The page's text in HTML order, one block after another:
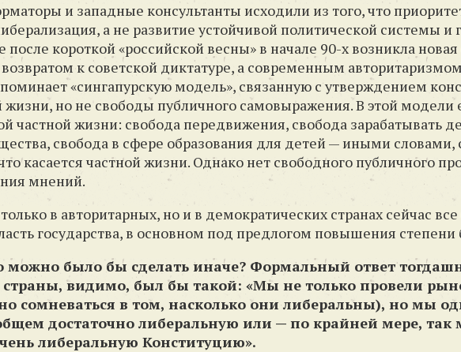
и западные консультанты исходили из того, что
а не развитие устойчивой политической системы и
после короткой «российской весны» в начале 90-х возникла
возвратом к советской диктатуре, а современным
«сингапурскую модель», связанную с утверждением
но не свободы публичного самовыражения. В этой модели
частной жизни: свобода передвижения, свобода зарабатывать
свобода в сфере образования для детей — иными словами,
касается частной жизни. Однако нет свободного публичного
мнений.
в авторитарных, но и в демократических странах сейчас
государства, в основном под предлогом повышения степени
можно было бы сделать иначе? Формальный ответ
страны, видимо, был бы такой: «Мы не только провели
сомневаться в том, насколько они либеральны), но мы
достаточно либеральную или — по крайней мере,
либеральную Конституцию».